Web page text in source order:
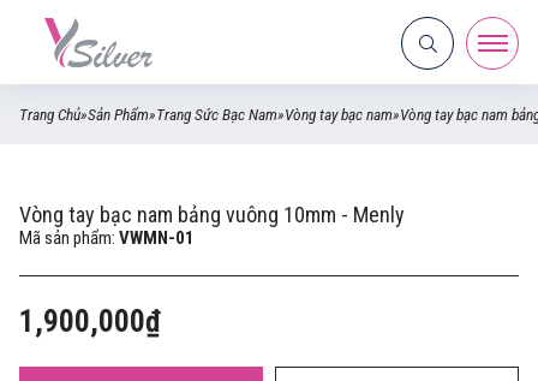
Trang Chủ»Sản Phẩm»Trang Sức Bạc Nam»Vòng tay bạc nam»Vòng tay bạc nam
Vòng tay bạc nam bảng vuông 10mm - Menly
Mã sản phẩm: VWMN-01
1,900,000₫